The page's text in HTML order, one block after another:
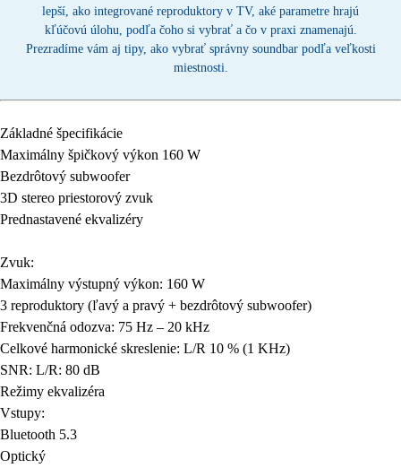
lepší, ako integrované reproduktory v TV, aké parametre hrajú
kľúčovú úlohu, podľa čoho si vybrať a čo v praxi znamenajú.
Prezradíme vám aj tipy, ako vybrať správny soundbar podľa veľkosti
miestnosti.
Základné špecifikácie
Maximálny špičkový výkon 160 W
Bezdrôtový subwoofer
3D stereo priestorový zvuk
Prednastavené ekvalizéry
Zvuk:
Maximálny výstupný výkon: 160 W
3 reproduktory (ľavý a pravý + bezdrôtový subwoofer)
Frekvenčná odozva: 75 Hz – 20 kHz
Celkové harmonické skreslenie: L/R 10 % (1 KHz)
SNR: L/R: 80 dB
Režimy ekvalizéra
Vstupy:
Bluetooth 5.3
Optický